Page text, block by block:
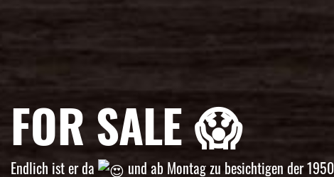
FOR SALE 😱
Endlich ist er da
und ab Montag zu besichtigen der